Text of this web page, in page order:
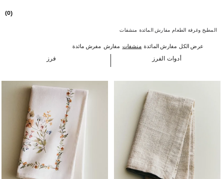
(0)
المطبخ وغرفة الطعام مفارش المائدة منشفات
عرض الكل مفارش المائدة منشفات مفارش مفرش مائدة
أدوات الفرز فرز
تم تغيير الصورة إلى 1 من 6 تم تغيير الصورة إلى 1 من 6